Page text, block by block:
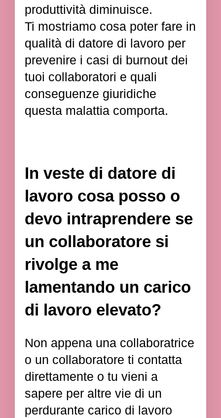
produttività diminuisce.
Ti mostriamo cosa poter fare in
qualità di datore di lavoro per
prevenire i casi di burnout dei
tuoi collaboratori e quali
conseguenze giuridiche
questa malattia comporta.
In veste di datore di
lavoro cosa posso o
devo intraprendere se
un collaboratore si
rivolge a me
lamentando un carico
di lavoro elevato?
Non appena una collaboratrice
o un collaboratore ti contatta
direttamente o tu vieni a
sapere per altre vie di un
perdurante carico di lavoro